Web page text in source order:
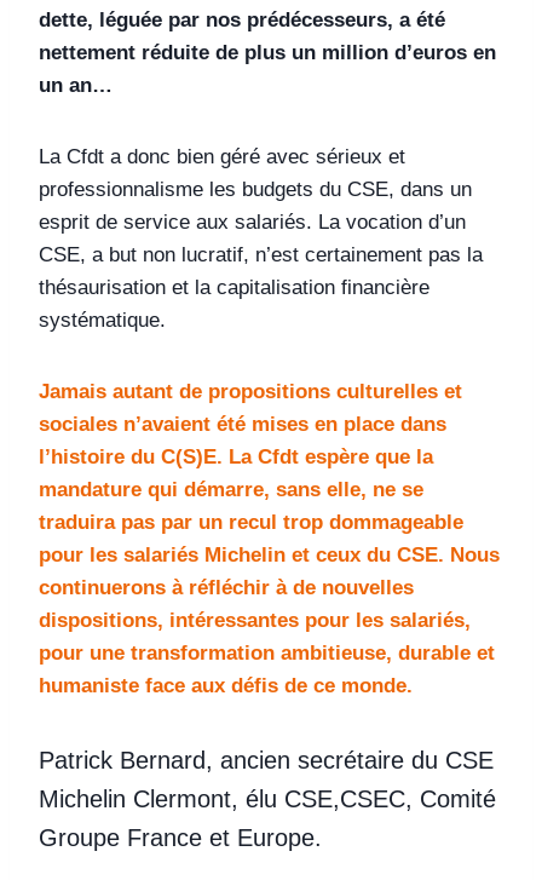
dette, léguée par nos prédécesseurs, a été
nettement réduite de plus un million d’euros en
un an…
La Cfdt a donc bien géré avec sérieux et
professionnalisme les budgets du CSE, dans un
esprit de service aux salariés. La vocation d’un
CSE, a but non lucratif, n’est certainement pas la
thésaurisation et la capitalisation financière
systématique.
Jamais autant de propositions culturelles et
sociales n’avaient été mises en place dans
l’histoire du C(S)E. La Cfdt espère que la
mandature qui démarre, sans elle, ne se
traduira pas par un recul trop dommageable
pour les salariés Michelin et ceux du CSE. Nous
continuerons à réfléchir à de nouvelles
dispositions, intéressantes pour les salariés,
pour une transformation ambitieuse, durable et
humaniste face aux défis de ce monde.
Patrick Bernard, ancien secrétaire du CSE
Michelin Clermont, élu CSE,CSEC, Comité
Groupe France et Europe.